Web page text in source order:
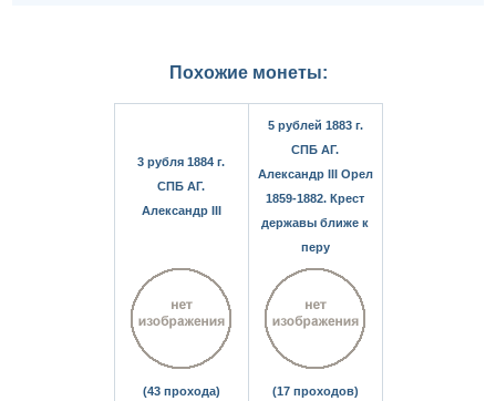
Похожие монеты:
3 рубля 1884 г.
СПБ АГ.
Александр III
(43 прохода)
5 рублей 1883 г.
СПБ АГ.
Александр III Орел
1859-1882. Крест
державы ближе к
перу
(17 проходов)